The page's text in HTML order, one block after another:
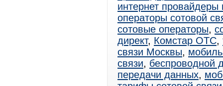
интернет провайдеры
операторы сотовой
сотовые операторы,
директ, Комстар ОТС,
связи Москвы,
связи, беспроводной
передачи данных,